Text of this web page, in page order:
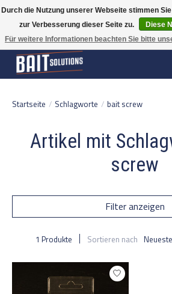
Gratis verzending vanaf 50 euro binnen NL | Op
verzonden | België vanaf 70 euro gratis verzonden
Startseite / Schlagworte / bait screw
Artikel mit
screw
Filter anzeigen
1 Produkte Sortieren nach
Durch die Nutzung unserer Webseite stimmen
zur Verbesserung dieser Seite zu.
Diese
Für weitere Informationen beachten Sie bitte